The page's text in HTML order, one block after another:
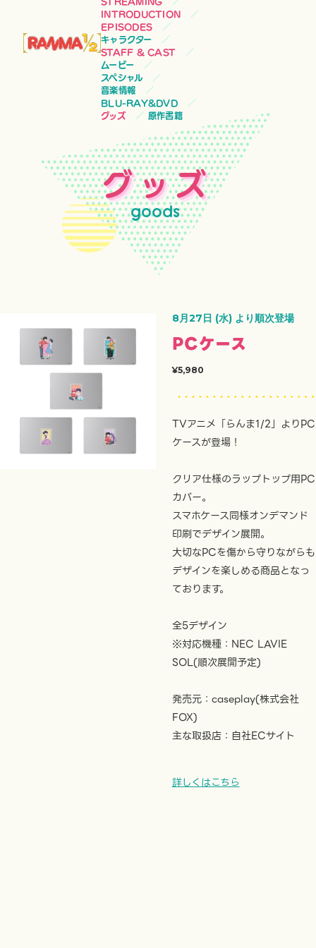
INTRODUCTION
EPISODES
キャラクター
STAFF & CAST
ムービー
スペシャル
音楽情報
BLU-RAY&DVD
グッズ
原作書籍
グッズ
goods
8月27日 (水) より順次登場
PCケース
¥5,980
TVアニメ「らんま1/2」よりPC
ケースが登場！
クリア仕様のラップトップ用PC
カバー。
スマホケース同様オンデマンド
印刷でデザイン展開。
大切なPCを傷から守りながらも
デザインを楽しめる商品となっ
ております。
全5デザイン
※対応機種：NEC LAVIE
SOL(順次展開予定)
発売元：caseplay(株式会社
FOX)
主な取扱店：自社ECサイト
詳しくはこちら